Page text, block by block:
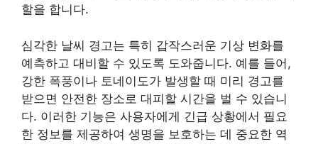
할을 합니다.
심각한 날씨 경고는 특히 갑작스러운 기상 변화를
예측하고 대비할 수 있도록 도와줍니다. 예를 들어,
강한 폭풍이나 토네이도가 발생할 때 미리 경고를
받으면 안전한 장소로 대피할 시간을 벌 수 있습니
다. 이러한 기능은 사용자에게 긴급 상황에서 필요
한 정보를 제공하여 생명을 보호하는 데 중요한 역